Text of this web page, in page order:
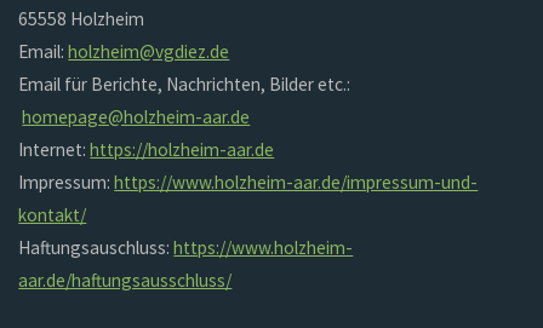
65558 Holzheim
Email:holzheim@vgdiez.de
Email für Berichte, Nachrichten, Bilder etc.:
homepage@holzheim-aar.de
Internet:https://holzheim-aar.de
Impressum:https://www.holzheim-aar.de/impressum-und-
kontakt/
Haftungsauschluss:https://www.holzheim-
aar.de/haftungsausschluss/